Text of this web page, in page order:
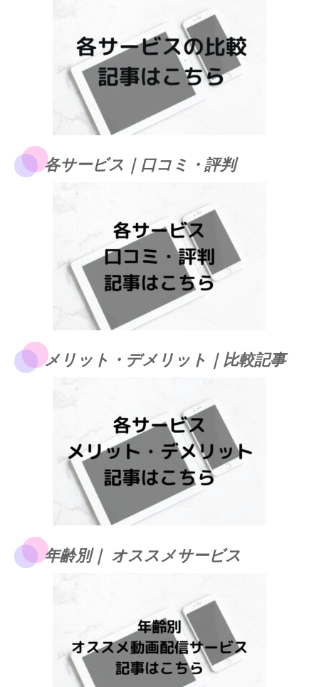
各サービス｜口コミ・評判
メリット・デメリット｜比較記事
年齢別｜ オススメサービス